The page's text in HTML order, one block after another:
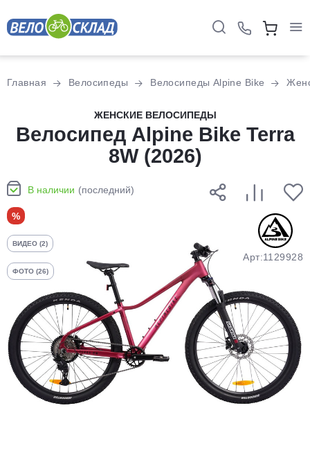
Главная Велосипеды Велосипеды Alpine Bike
ЖЕНСКИЕ ВЕЛОСИПЕДЫ
Велосипед Alpine Bike Terra
8W (2026)
В наличии (последний)
%
ВИДЕО (2)
ФОТО (26)
Арт:1129928
Разбейте
оплатуна части
без переплат
График платежей
25%
Добавляйте товары
в корзину
Оплачивайте сегодня только